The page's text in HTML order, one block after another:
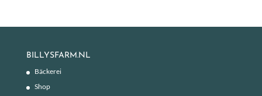
BILLYSFARM.NL
Bäckerei
Shop